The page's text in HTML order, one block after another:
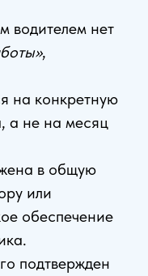
водителем нет
,
на конкретную
а не на месяц
в общую
или
обеспечение
подтвержден